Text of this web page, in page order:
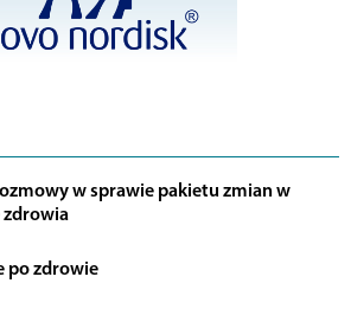
w sprawie pakietu zmian w
po zdrowie